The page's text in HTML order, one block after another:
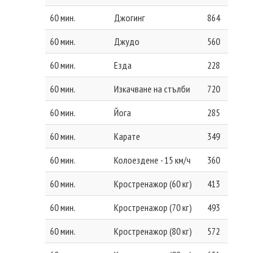
60 мин. Джогинг
864
60 мин.
Джудо
560
60 мин.
Езда
228
60 мин.
Изкачване на стълби
720
60 мин.
Йога
285
60 мин.
Карате
349
60 мин.
Колоездене - 15 км/ч
360
60 мин.
Кростренажор (60 кг)
413
60 мин.
Кростренажор (70 кг)
493
60 мин.
Кростренажор (80 кг)
572